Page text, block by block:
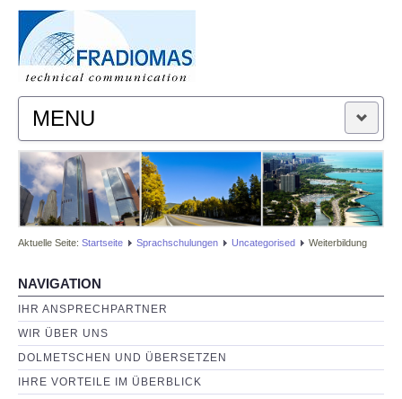
MENU
FACHÜBERSETZUNGEN
DOLMETSCHEN
Aktuelle Seite: Startseite Sprachschulungen Uncategorised Weiterbildung
NAVIGATION
IHR ANSPRECHPARTNER
WIR ÜBER UNS
DOLMETSCHEN UND ÜBERSETZEN
IHRE VORTEILE IM ÜBERBLICK